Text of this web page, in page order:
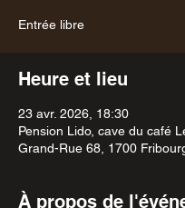
Entrée libre
Heure et lieu
23 avr. 2026, 18:30
Pension Lido, cave du café
Grand-Rue 68, 1700
À propos de